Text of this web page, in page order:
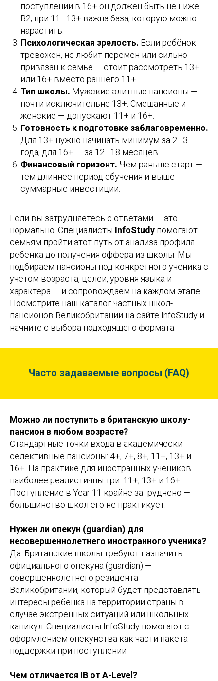
поступлении в 16+ он должен быть не ниже
B2; при 11–13+ важна база, которую можно
нарастить.
Психологическая зрелость. Если ребёнок
тревожен, не любит перемен или сильно
привязан к семье — стоит рассмотреть 13+
или 16+ вместо раннего 11+.
Тип школы. Мужские элитные пансионы —
почти исключительно 13+. Смешанные и
женские — допускают 11+ и 16+.
Готовность к подготовке заблаговременно.
Для 13+ нужно начинать минимум за 2–3
года; для 16+ — за 12–18 месяцев.
Финансовый горизонт. Чем раньше старт —
тем длиннее период обучения и выше
суммарные инвестиции.
Если вы затрудняетесь с ответами — это
нормально. Специалисты InfoStudy помогают
семьям пройти этот путь от анализа профиля
ребёнка до получения оффера из школы. Мы
подбираем пансионы под конкретного ученика с
учётом возраста, целей, уровня языка и
характера — и сопровождаем на каждом этапе.
Посмотрите наш каталог частных школ-
пансионов Великобритании на сайте InfoStudy и
начните с выбора подходящего формата.
Часто задаваемые вопросы (FAQ)
Можно ли поступить в британскую школу-
пансион в любом возрасте?
Стандартные точки входа в академически
селективные пансионы: 4+, 7+, 8+, 11+, 13+ и
16+. На практике для иностранных учеников
наиболее реалистичны три: 11+, 13+ и 16+.
Поступление в Year 11 крайне затруднено —
большинство школ его не практикует.
Нужен ли опекун (guardian) для
несовершеннолетнего иностранного ученика?
Да. Британские школы требуют назначить
официального опекуна (guardian) —
совершеннолетнего резидента
Великобритании, который будет представлять
интересы ребёнка на территории страны в
случае экстренных ситуаций или школьных
каникул. Специалисты InfoStudy помогают с
оформлением опекунства как части пакета
поддержки при поступлении.
Чем отличается IB от A-Level?